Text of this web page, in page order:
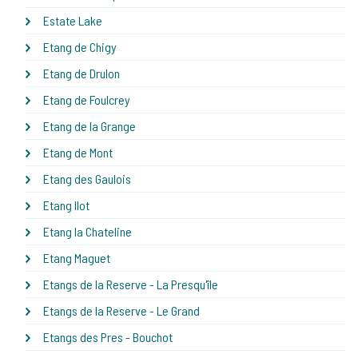
Estate Lake
Etang de Chigy
Etang de Drulon
Etang de Foulcrey
Etang de la Grange
Etang de Mont
Etang des Gaulois
Etang Ilot
Etang la Chateline
Etang Maguet
Etangs de la Reserve - La Presqu'île
Etangs de la Reserve - Le Grand
Etangs des Pres - Bouchot